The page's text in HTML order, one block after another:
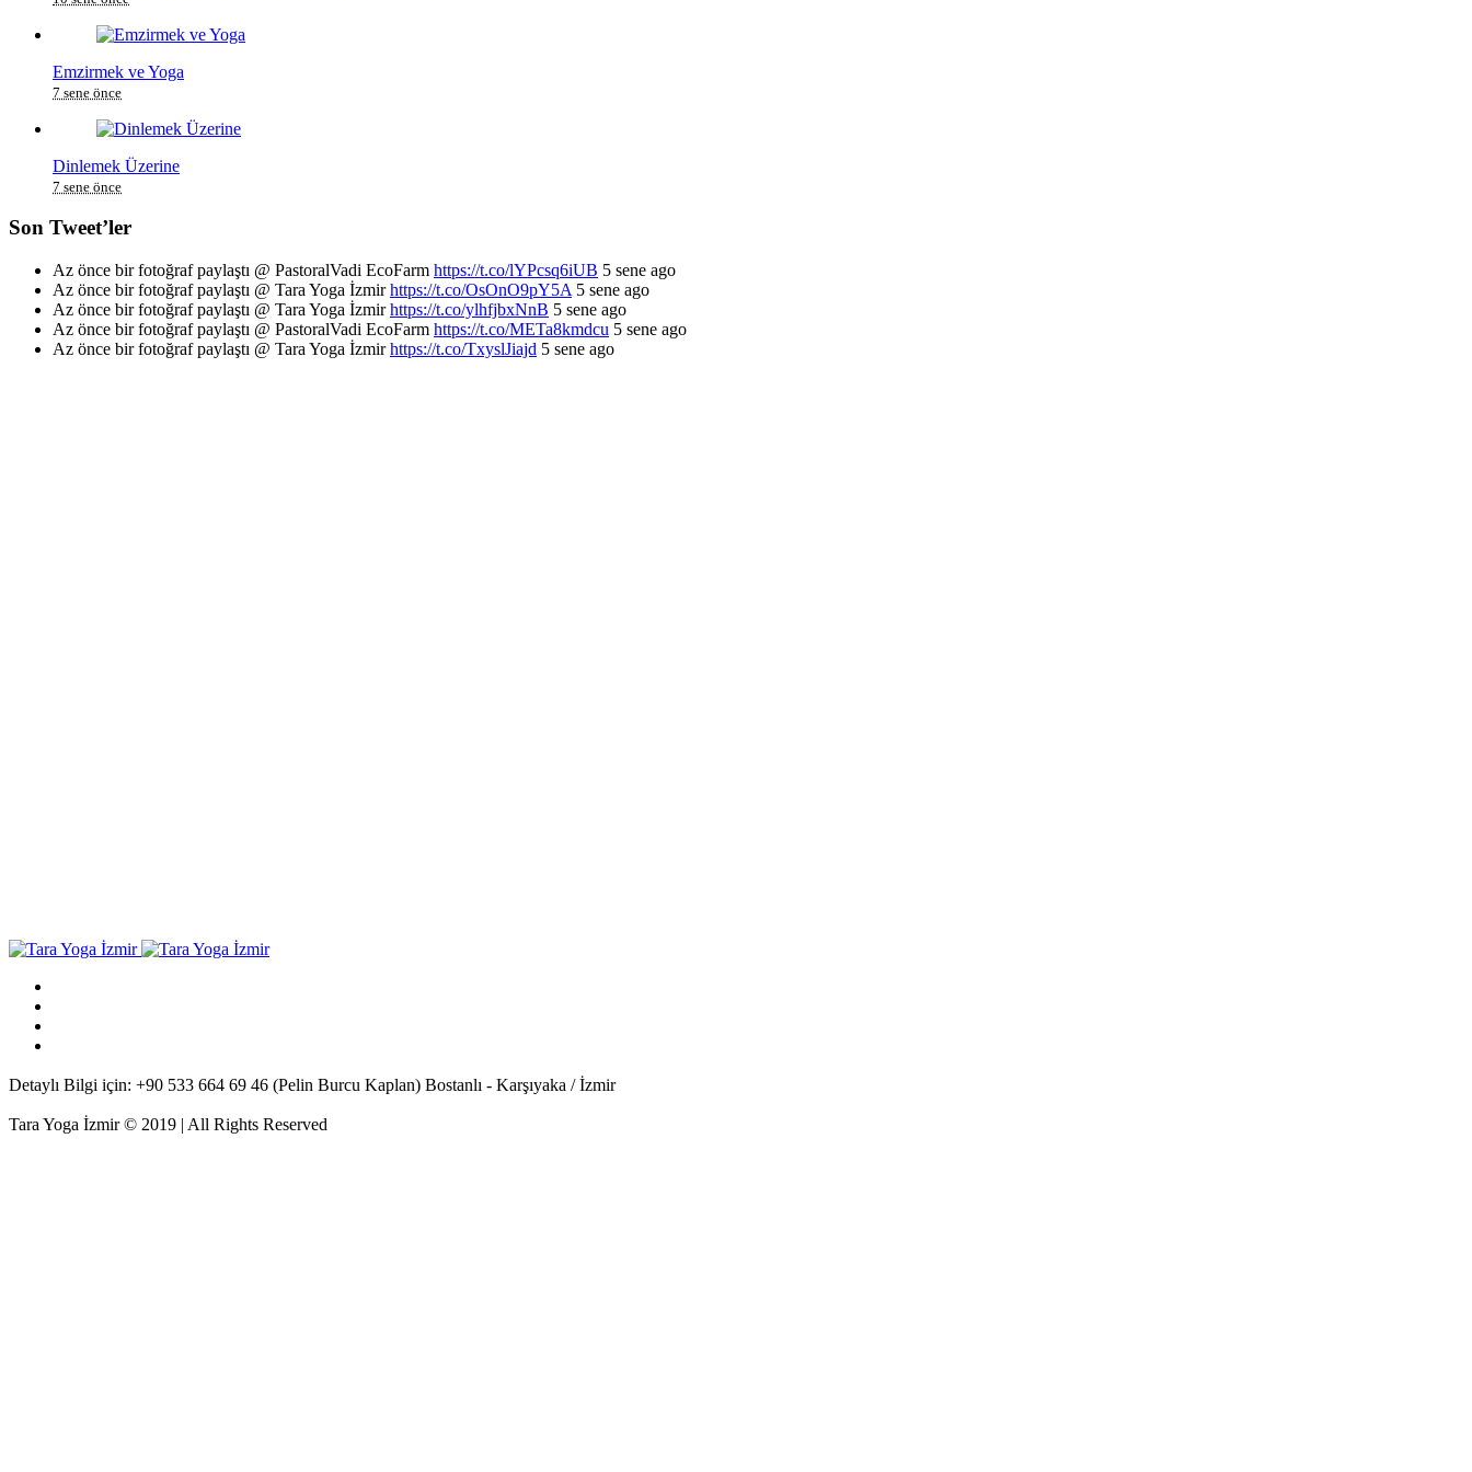
Emzirmek ve Yoga
7 sene önce
Dinlemek Üzerine
7 sene önce
Son Tweet’ler
Az önce bir fotoğraf paylaştı @ PastoralVadi EcoFarm https://t.co/lYPcsq6iUB 5 sene ago
Az önce bir fotoğraf paylaştı @ Tara Yoga İzmirhttps://t.co/OsOnO9pY5A 5 sene ago
Az önce bir fotoğraf paylaştı @ Tara Yoga İzmirhttps://t.co/ylhfjbxNnB 5 sene ago
Az önce bir fotoğraf paylaştı @ PastoralVadi EcoFarm https://t.co/METa8kmdcu 5 sene ago
Az önce bir fotoğraf paylaştı @ Tara Yoga İzmirhttps://t.co/TxyslJiajd 5 sene ago
Detaylı Bilgi için: +90 533 664 69 46 (Pelin Burcu Kaplan) Bostanlı - Karşıyaka / İzmir
Tara Yoga İzmir © 2019 | All Rights Reserved